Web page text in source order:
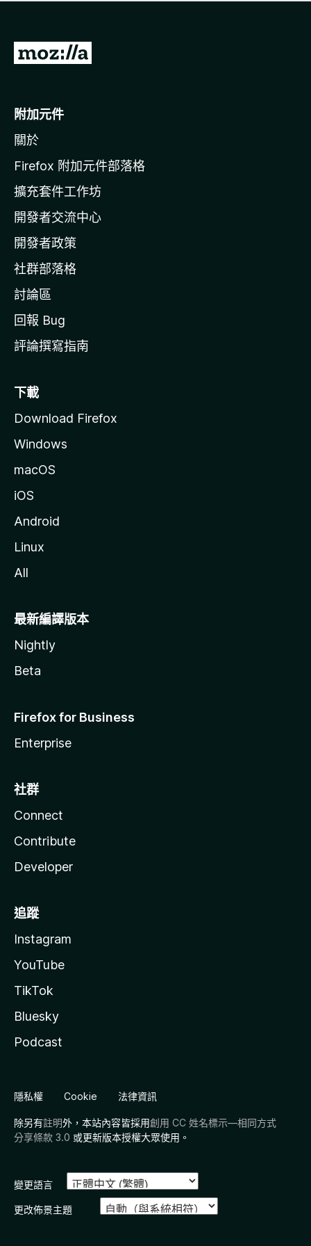
有
前
o
i
l
a
官
網
附加元件
關於
Firefox 附加元件部落格
擴充套件工作坊
開發者交流中心
開發者政策
社群部落格
討論區
回報 Bug
評論撰寫指南
下載
Download Firefox
Windows
macOS
iOS
Android
Linux
All
最新編譯版本
Nightly
Beta
Firefox for Business
Enterprise
社群
Connect
Contribute
Developer
追蹤
Instagram
YouTube
TikTok
Bluesky
Podcast
隱私權 Cookie 法律資訊
除另有註明外，本站內容皆採用創用 CC 姓名標示—相同方式
分享條款 3.0 或更新版本授權大眾使用。
變更語言
更改佈景主題